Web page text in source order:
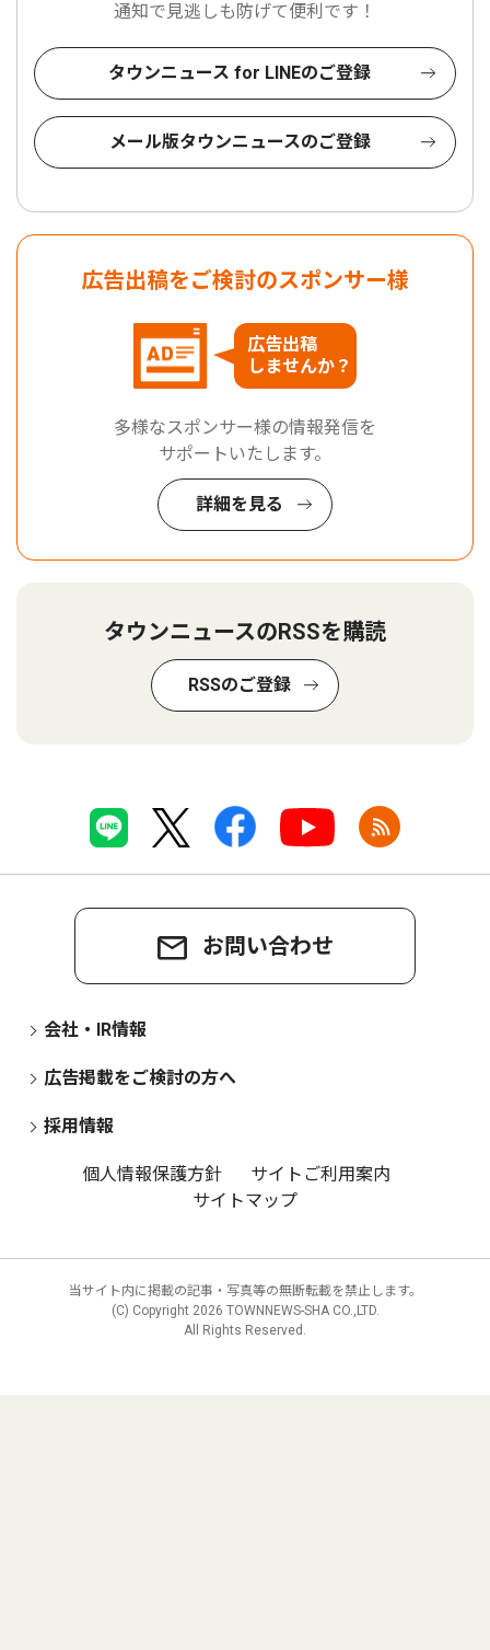
通知で見逃しも防げて便利です！
タウンニュース for LINEのご登録
メール版タウンニュースのご登録
広告出稿をご検討のスポンサー様
広告出稿
しませんか？
多様なスポンサー様の情報発信を
サポートいたします。
詳細を見る
タウンニュースのRSSを購読
RSSのご登録
お問い合わせ
会社・IR情報
広告掲載をご検討の方へ
採用情報
個人情報保護方針
サイトご利用案内
サイトマップ
当サイト内に掲載の記事・写真等の無断転載を禁止します。
(C) Copyright 2026 TOWNNEWS-SHA CO.,LTD.
All Rights Reserved.